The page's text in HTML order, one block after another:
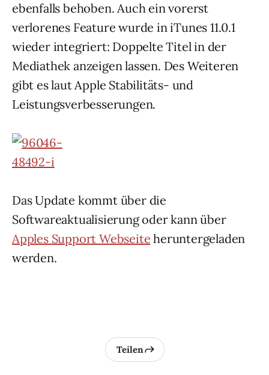
ebenfalls behoben. Auch ein vorerst
verlorenes Feature wurde in iTunes 11.0.1
wieder integriert: Doppelte Titel in der
Mediathek anzeigen lassen. Des Weiteren
gibt es laut Apple Stabilitäts- und
Leistungsverbesserungen.
Das Update kommt über die
Softwareaktualisierung oder kann über
Apples Support Webseite heruntergeladen
werden.
Teilen